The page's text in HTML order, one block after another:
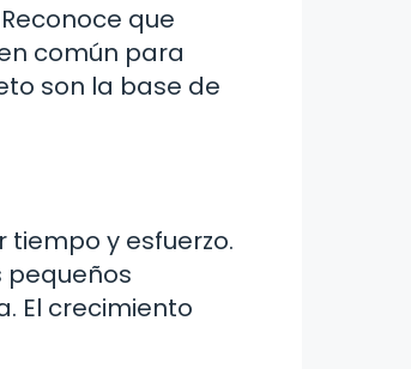
que
común para
son la base de
y esfuerzo.
pequeños
El crecimiento